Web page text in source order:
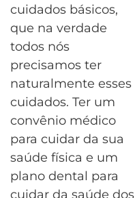
cuidados básicos,
que na verdade
todos nós
precisamos ter
naturalmente esses
cuidados. Ter um
convênio médico
para cuidar da sua
saúde física e um
plano dental para
cuidar da saúde dos